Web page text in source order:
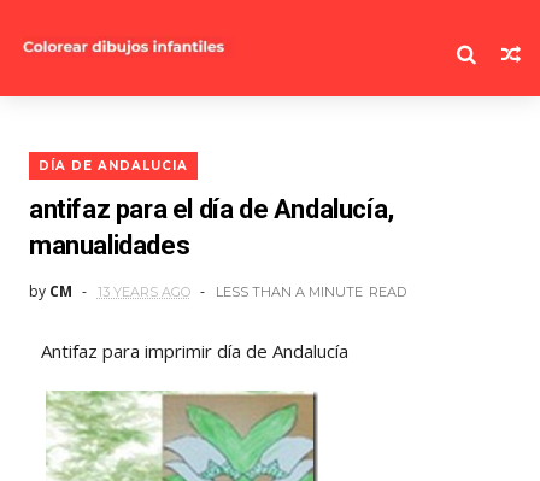
DÍA DE ANDALUCIA
antifaz para el día de Andalucía,
manualidades
by CM 13 YEARS AGO LESS THAN A MINUTE READ
Antifaz para imprimir día de Andalucía